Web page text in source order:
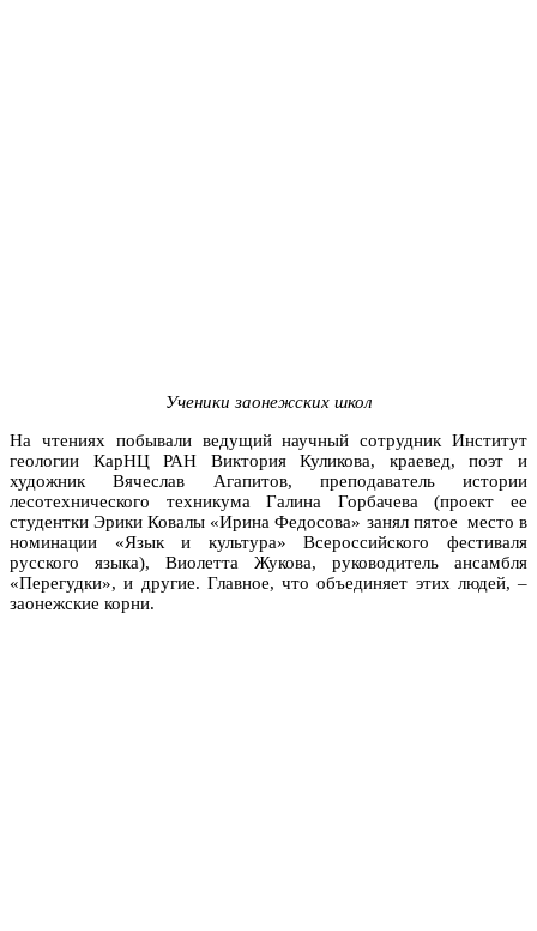
Ученики заонежских школ
На чтениях побывали ведущий научный сотрудник Институт
геологии КарНЦ РАН Виктория Куликова, краевед, поэт и
художник Вячеслав Агапитов, преподаватель истории
лесотехнического техникума Галина Горбачева (проект ее
студентки Эрики Ковалы «Ирина Федосова» занял пятое место в
номинации «Язык и культура» Всероссийского фестиваля
русского языка), Виолетта Жукова, руководитель ансамбля
«Перегудки», и другие. Главное, что объединяет этих людей, –
заонежские корни.